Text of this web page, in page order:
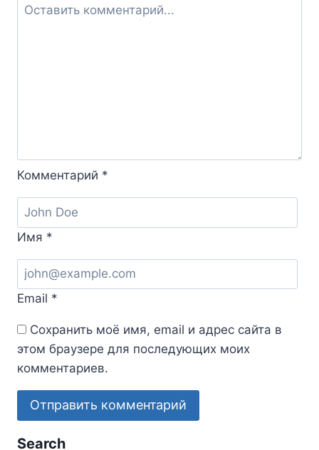
Комментарий *
Имя *
Email *
Сохранить моё имя, email и адрес сайта в
этом браузере для последующих моих
комментариев.
Search